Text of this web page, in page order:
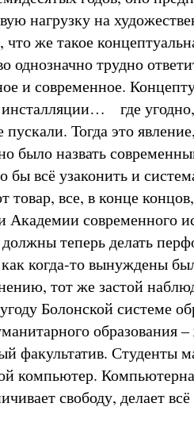
нагрузку на
же такое
однозначно трудно
и современное.
где угодно,
Тогда это
было назвать
бы всё узаконить и
товар, все, в конце
современного
теперь делать
когда-то вынуждены
тот же застой
Болонской системе
образования
факультатив. Студенты
компьютер.
свободу, делает